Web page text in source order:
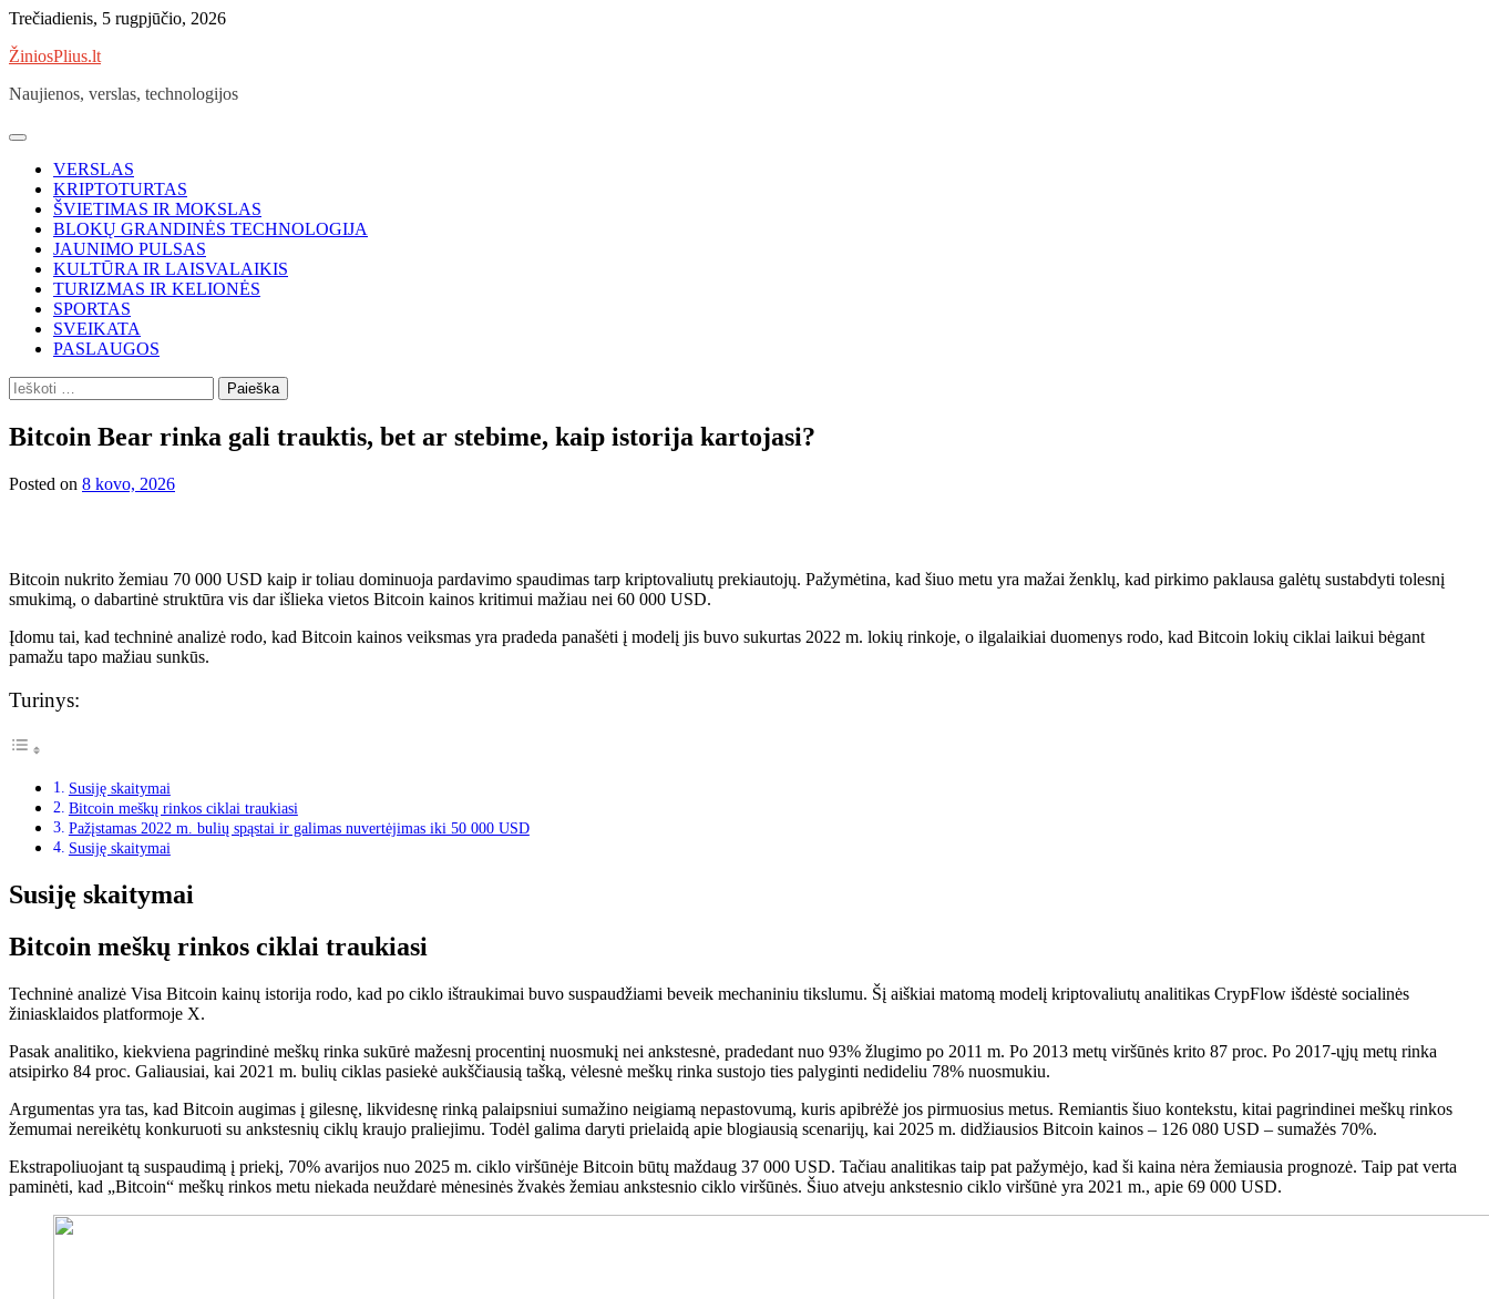
Skip
content
Trečiadienis, 5 rugpjūčio, 2026
ŽiniosPlius.lt
Naujienos, verslas, technologijos
VERSLAS
KRIPTOTURTAS
ŠVIETIMAS IR MOKSLAS
BLOKŲ GRANDINĖS TECHNOLOGIJA
JAUNIMO PULSAS
KULTŪRA IR LAISVALAIKIS
TURIZMAS IR KELIONĖS
SPORTAS
SVEIKATA
PASLAUGOS
Ieškoti:
Bitcoin Bear rinka gali trauktis, bet ar stebime, kaip istorija kartojasi?
Posted on 8 kovo, 2026
Bitcoin nukrito žemiau 70 000 USD kaip ir toliau dominuoja pardavimo spaudimas tarp kriptovaliutų prekiautojų. Pažymėtina, kad šiuo metu yra mažai ženklų, kad pirkimo paklausa galėtų sustabdyti tolesnį
smukimą, o dabartinė struktūra vis dar išlieka vietos Bitcoin kainos kritimui mažiau nei 60 000 USD.
Įdomu tai, kad techninė analizė rodo, kad Bitcoin kainos veiksmas yra pradeda panašėti į modelį jis buvo sukurtas 2022 m. lokių rinkoje, o ilgalaikiai duomenys rodo, kad Bitcoin lokių ciklai laikui bėgant
pamažu tapo mažiau sunkūs.
Turinys:
Susiję skaitymai
Bitcoin meškų rinkos ciklai traukiasi
Pažįstamas 2022 m. bulių spąstai ir galimas nuvertėjimas iki 50 000 USD
Susiję skaitymai
Susiję skaitymai
Bitcoin meškų rinkos ciklai traukiasi
Techninė analizė Visa Bitcoin kainų istorija rodo, kad po ciklo ištraukimai buvo suspaudžiami beveik mechaniniu tikslumu. Šį aiškiai matomą modelį kriptovaliutų analitikas CrypFlow išdėstė socialinės
žiniasklaidos platformoje X.
Pasak analitiko, kiekviena pagrindinė meškų rinka sukūrė mažesnį procentinį nuosmukį nei ankstesnė, pradedant nuo 93% žlugimo po 2011 m. Po 2013 metų viršūnės krito 87 proc. Po 2017-ųjų metų rinka
atsipirko 84 proc. Galiausiai, kai 2021 m. bulių ciklas pasiekė aukščiausią tašką, vėlesnė meškų rinka sustojo ties palyginti nedideliu 78% nuosmukiu.
Argumentas yra tas, kad Bitcoin augimas į gilesnę, likvidesnę rinką palaipsniui sumažino neigiamą nepastovumą, kuris apibrėžė jos pirmuosius metus. Remiantis šiuo kontekstu, kitai pagrindinei meškų rinkos
žemumai nereikėtų konkuruoti su ankstesnių ciklų kraujo praliejimu. Todėl galima daryti prielaidą apie blogiausią scenarijų, kai 2025 m. didžiausios Bitcoin kainos – 126 080 USD – sumažės 70%.
Ekstrapoliuojant tą suspaudimą į priekį, 70% avarijos nuo 2025 m. ciklo viršūnėje Bitcoin būtų maždaug 37 000 USD. Tačiau analitikas taip pat pažymėjo, kad ši kaina nėra žemiausia prognozė. Taip pat verta
paminėti, kad „Bitcoin“ meškų rinkos metu niekada neuždarė mėnesinės žvakės žemiau ankstesnio ciklo viršūnės. Šiuo atveju ankstesnio ciklo viršūnė yra 2021 m., apie 69 000 USD.